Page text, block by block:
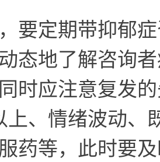
要定期带抑郁
态地了解咨询
时应注意复发
上、情绪波动、
药等，此时要